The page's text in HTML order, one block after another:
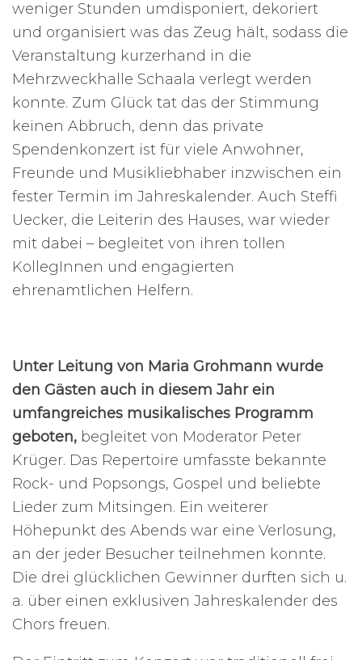
weniger Stunden umdisponiert, dekoriert
und organisiert was das Zeug hält, sodass die
Veranstaltung kurzerhand in die
Mehrzweckhalle Schaala verlegt werden
konnte. Zum Glück tat das der Stimmung
keinen Abbruch, denn das private
Spendenkonzert ist für viele Anwohner,
Freunde und Musikliebhaber inzwischen ein
fester Termin im Jahreskalender. Auch Steffi
Uecker, die Leiterin des Hauses, war wieder
mit dabei – begleitet von ihren tollen
KollegInnen und engagierten
ehrenamtlichen Helfern.
Unter Leitung von Maria Grohmann wurde
den Gästen auch in diesem Jahr ein
umfangreiches musikalisches Programm
geboten, begleitet von Moderator Peter
Krüger. Das Repertoire umfasste bekannte
Rock- und Popsongs, Gospel und beliebte
Lieder zum Mitsingen. Ein weiterer
Höhepunkt des Abends war eine Verlosung,
an der jeder Besucher teilnehmen konnte.
Die drei glücklichen Gewinner durften sich u.
a. über einen exklusiven Jahreskalender des
Chors freuen.